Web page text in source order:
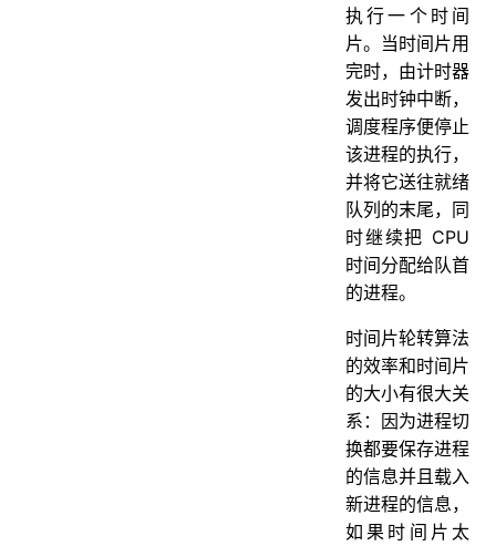
执行一个时间
片。当时间片用
完时，由计时器
发出时钟中断，
调度程序便停止
该进程的执行，
并将它送往就绪
队列的末尾，同
时继续把 CPU
时间分配给队首
的进程。
时间片轮转算法
的效率和时间片
的大小有很大关
系：因为进程切
换都要保存进程
的信息并且载入
新进程的信息，
如果时间片太